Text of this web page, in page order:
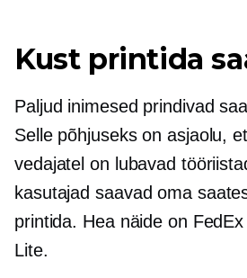
Kust printida
Paljud inimesed prindivad
Selle põhjuseks on asjaolu,
vedajatel on lubavad
kasutajad saavad oma
printida. Hea näide on
Lite.